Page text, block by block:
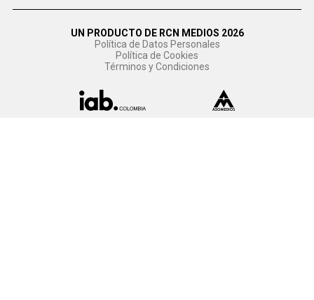
UN PRODUCTO DE RCN MEDIOS 2026
Política de Datos Personales
Política de Cookies
Términos y Condiciones